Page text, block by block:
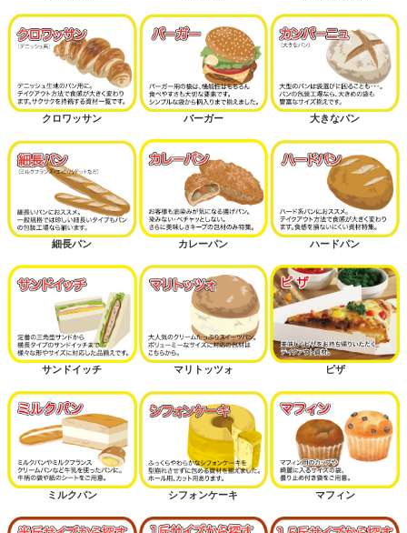
クロワッサン バーガー 大きなパン
細長パン カレーパン ハードパン
サンドイッチ マリトッツォ ピザ
ミルクパン シフォンケーキ マフィン